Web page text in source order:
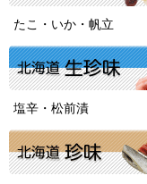
たこ・いか・帆立
塩辛・松前漬